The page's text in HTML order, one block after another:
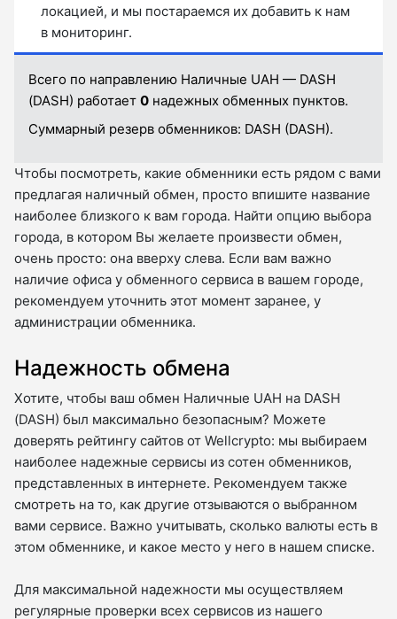
локацией, и мы постараемся их добавить к нам
в мониторинг.
Всего по направлению Наличные UAH — DASH
(DASH) работает 0 надежных обменных пунктов.
Суммарный резерв обменников: DASH (DASH).
Чтобы посмотреть, какие обменники есть рядом с вами
предлагая наличный обмен, просто впишите название
наиболее близкого к вам города. Найти опцию выбора
города, в котором Вы желаете произвести обмен,
очень просто: она вверху слева. Если вам важно
наличие офиса у обменного сервиса в вашем городе,
рекомендуем уточнить этот момент заранее, у
администрации обменника.
Надежность обмена
Хотите, чтобы ваш обмен Наличные UAH на DASH
(DASH) был максимально безопасным? Можете
доверять рейтингу сайтов от Wellcrypto: мы выбираем
наиболее надежные сервисы из сотен обменников,
представленных в интернете. Рекомендуем также
смотреть на то, как другие отзываются о выбранном
вами сервисе. Важно учитывать, сколько валюты есть в
этом обменнике, и какое место у него в нашем списке.
Для максимальной надежности мы осуществляем
регулярные проверки всех сервисов из нашего